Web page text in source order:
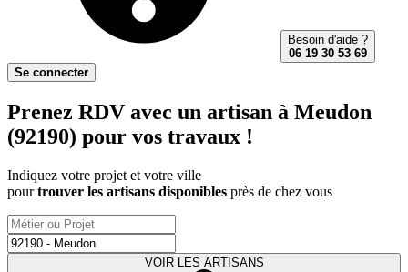
Besoin d'aide ?
06 19 30 53 69
Se connecter
Prenez RDV avec un artisan à Meudon
(92190) pour vos travaux !
Indiquez votre projet et votre ville
pourtrouver les artisans disponibles près de chez vous